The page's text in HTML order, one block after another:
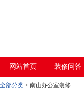
网站首页 装修问答
全部分类 > 南山办公室装修